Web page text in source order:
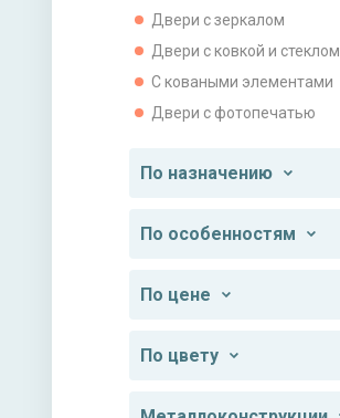
Двери с зеркалом
Двери с ковкой и стеклом
С коваными элементами
Двери с фотопечатью
По назначению
По особенностям
По цене
По цвету